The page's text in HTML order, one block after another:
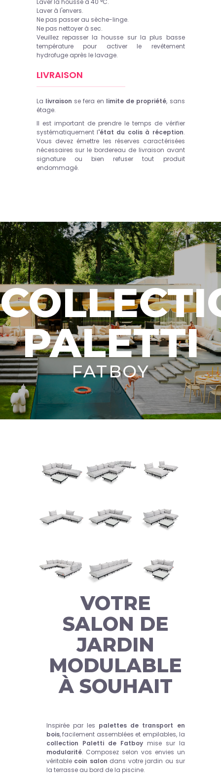
Laver à l'envers.
Ne pas passer au sèche-linge.
Ne pas nettoyer à sec.
Veuillez repasser la housse sur la plus basse
température pour activer le revêtement
hydrofuge après le lavage.
LIVRAISON
La livraison se fera en limite de propriété, sans
étage.
Il est important de prendre le temps de vérifier
systématiquement l'état du colis à réception.
Vous devez émettre les réserves caractérisées
nécessaires sur le bordereau de livraison avant
signature ou bien refuser tout produit
endommagé.
PALETTI
FATBOY
VOTRE
SALON DE
JARDIN
MODULABLE
À SOUHAIT
Inspirée par les palettes de transport en
bois, facilement assemblées et empilables, la
collection Paletti de Fatboymise sur la
modularité. Composez selon vos envies un
véritable coin salon dans votre jardin ou sur
la terrasse au bord de la piscine.